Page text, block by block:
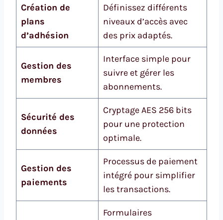
Création de
plans
d’adhésion
Définissez différents
niveaux d’accès avec
des prix adaptés.
Gestion des
membres
Interface simple pour
suivre et gérer les
abonnements.
Sécurité des
données
Cryptage AES 256 bits
pour une protection
optimale.
Gestion des
paiements
Processus de paiement
intégré pour simplifier
les transactions.
Formulaires